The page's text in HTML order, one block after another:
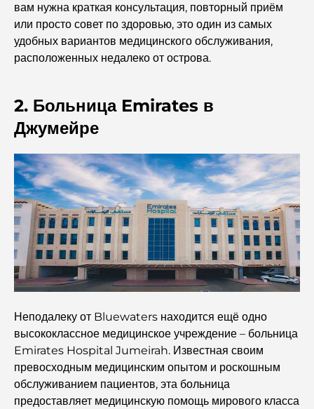
Обзор ресторанов в Jumeirah Golf Estates:
кулинарный гид
Кафе на Палм-Джумейра: путеводитель по лучшим
кофейням и образу жизни на острове.
Как получить ипотеку в Дубае: Полное руководство
Лучшие завтраки в Дубае: мои лучшие рекомендации
на 2026 год.
Генеральный план Тилал Аль Гаф: новый стандарт
интегрированного проживания в Дубае.
Дома, соответствующие принципам Васту:
практическое руководство по созданию баланса и
гармонии.
Лучшие компании по ландшафтному дизайну в Дубае:
преображение открытых пространств
вам нужна краткая консультация, повторный приём
или просто совет по здоровью, это один из самых
удобных вариантов медицинского обслуживания,
расположенных недалеко от острова.
2. Больница Emirates в
Джумейре
Неподалеку от Bluewaters находится ещё одно
высококлассное медицинское учреждение – больница
Emirates Hospital Jumeirah. Известная своим
превосходным медицинским опытом и роскошным
обслуживанием пациентов, эта больница
предоставляет медицинскую помощь мирового класса